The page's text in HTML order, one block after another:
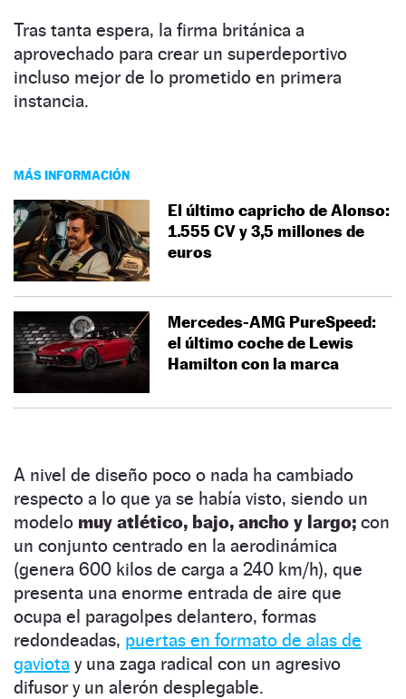
Tras tanta espera, la firma británica a
aprovechado para crear un superdeportivo
incluso mejor de lo prometido en primera
instancia.
MÁS INFORMACIÓN
El último capricho de Alonso:
1.555 CV y 3,5 millones de
euros
Mercedes-AMG PureSpeed:
el último coche de Lewis
Hamilton con la marca
A nivel de diseño poco o nada ha cambiado
respecto a lo que ya se había visto, siendo un
modelo muy atlético, bajo, ancho y largo; con
un conjunto centrado en la aerodinámica
(genera 600 kilos de carga a 240 km/h), que
presenta una enorme entrada de aire que
ocupa el paragolpes delantero, formas
redondeadas, puertas en formato de alas de
gaviota y una zaga radical con un agresivo
difusor y un alerón desplegable.